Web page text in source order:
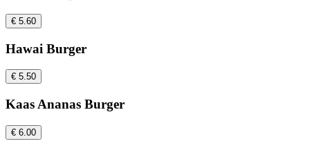
€ 5.60
Hawai Burger
€ 5.50
Kaas Ananas Burger
€ 6.00